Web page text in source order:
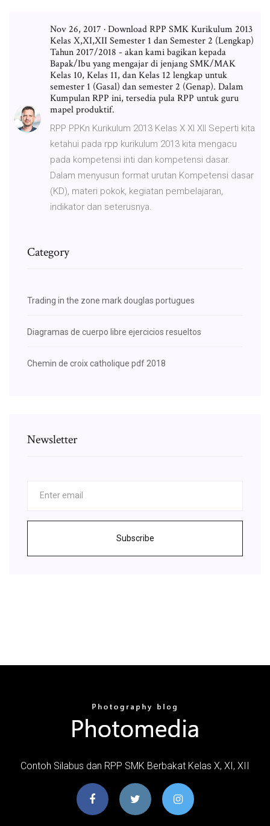
Nov 26, 2017 · Download RPP SMK Kurikulum 2013
Kelas X,XI,XII Semester 1 dan Semester 2 (Lengkap)
Tahun 2017/2018 - akan kami bagikan kepada
Bapak/Ibu yang mengajar di jenjang SMK/MAK
Kelas 10, Kelas 11, dan Kelas 12 lengkap untuk
semester 1 (Gasal) dan semester 2 (Genap). Dalam
Kumpulan RPP ini, tersedia pula RPP untuk guru
mapel produktif.
RPP PPKn Kurikulum 2013 Kelas X XI XII Seperti kita
ketahui pada rpp kurikulum 2013 kita mengacu
pada kompetensi inti dan kompetensi dasar.
Dalam menyusun format urutan Kompetensi dasar
(KD), materi pokok, kegiatan pembelajaran,
indikator dan seterusnya.
Category
Trading in the zone mark douglas portugues
Diagramas de cuerpo libre ejercicios resueltos
Chemin de croix catholique pdf 2018
Newsletter
Subscribe
Contoh Silabus dan RPP SMK Berbakat Kelas X, XI, XII